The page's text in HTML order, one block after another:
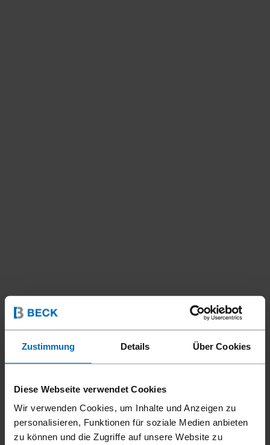
Zustimmung Details Über Cookies
Diese Webseite verwendet Cookies
Wir verwenden Cookies, um Inhalte und Anzeigen zu
personalisieren, Funktionen für soziale Medien anbieten
zu können und die Zugriffe auf unsere Website zu
Geräte///Klammer­geräte///Standard­klammer­geräte///
Feindraht­klammer­geräte